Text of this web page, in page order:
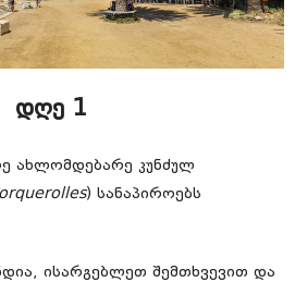
დღე 1
ახლომდებარე კუნძულ
) სანაპიროებს
ისარგებლეთ შემთხვევით და